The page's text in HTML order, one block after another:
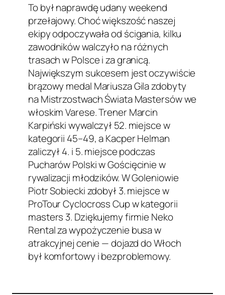
To był naprawdę udany weekend
przełajowy. Choć większość naszej
ekipy odpoczywała od ścigania, kilku
zawodników walczyło na różnych
trasach w Polsce i za granicą.
Największym sukcesem jest oczywiście
brązowy medal Mariusza Gila zdobyty
na Mistrzostwach Świata Mastersów we
włoskim Varese. Trener Marcin
Karpiński wywalczył 52. miejsce w
kategorii 45–49, a Kacper Helman
zaliczył 4. i 5. miejsce podczas
Pucharów Polski w Gościęcinie w
rywalizacji młodzików. W Goleniowie
Piotr Sobiecki zdobył 3. miejsce w
ProTour Cyclocross Cup w kategorii
masters 3. Dziękujemy firmie Neko
Rental za wypożyczenie busa w
atrakcyjnej cenie — dojazd do Włoch
był komfortowy i bezproblemowy.